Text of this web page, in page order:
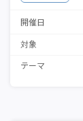
開催日
対象
テーマ